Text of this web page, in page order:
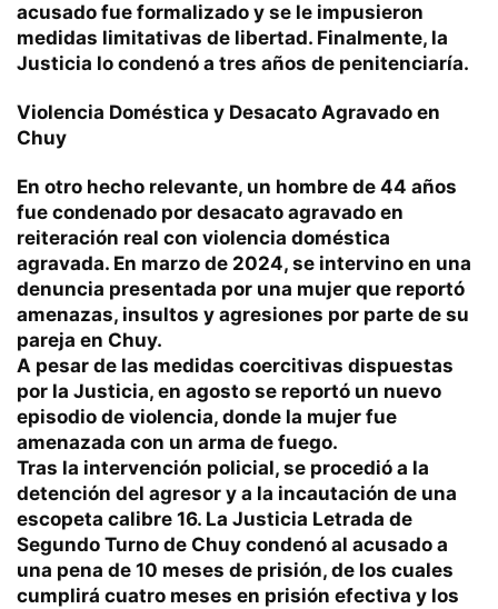
acusado fue formalizado y se le impusieron
medidas limitativas de libertad. Finalmente, la
Justicia lo condenó a tres años de penitenciaría.
Violencia Doméstica y Desacato Agravado en
Chuy
En otro hecho relevante, un hombre de 44 años
fue condenado por desacato agravado en
reiteración real con violencia doméstica
agravada. En marzo de 2024, se intervino en una
denuncia presentada por una mujer que reportó
amenazas, insultos y agresiones por parte de su
pareja en Chuy.
A pesar de las medidas coercitivas dispuestas
por la Justicia, en agosto se reportó un nuevo
episodio de violencia, donde la mujer fue
amenazada con un arma de fuego.
Tras la intervención policial, se procedió a la
detención del agresor y a la incautación de una
escopeta calibre 16. La Justicia Letrada de
Segundo Turno de Chuy condenó al acusado a
una pena de 10 meses de prisión, de los cuales
cumplirá cuatro meses en prisión efectiva y los